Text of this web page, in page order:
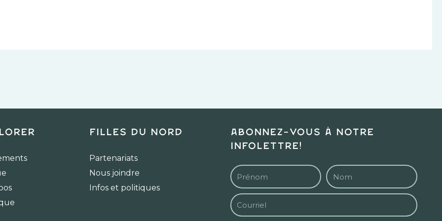
Filles du Nord
Partenariats
Nous joindre
Infos et politiques
Abonnez-vous à notre
infolettre!